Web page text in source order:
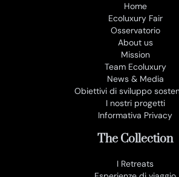
Home
Ecoluxury Fair
Osservatorio
About us
Mission
Team Ecoluxury
News & Media
Obiettivi di sviluppo
I nostri progetti
Informativa Privacy
The Collection
I Retreats